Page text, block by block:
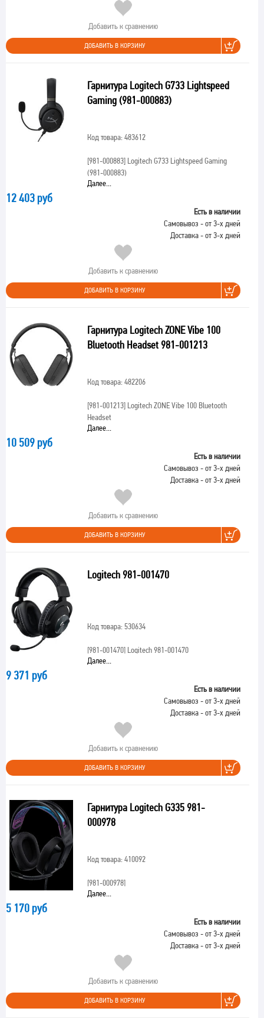
Добавить к сравнению
ДОБАВИТЬ В КОРЗИНУ
Гарнитура Logitech G733 Lightspeed
Gaming (981-000883)
Код товара: 483612
[981-000883] Logitech G733 Lightspeed Gaming
(981-000883)
Далее...
12 403 руб
Есть в наличии
Самовывоз - от 3-х дней
Доставка - от 3-х дней
Добавить к сравнению
ДОБАВИТЬ В КОРЗИНУ
Гарнитура Logitech ZONE Vibe 100
Bluetooth Headset 981-001213
Код товара: 482206
[981-001213] Logitech ZONE Vibe 100 Bluetooth
Headset
Далее...
10 509 руб
Есть в наличии
Самовывоз - от 3-х дней
Доставка - от 3-х дней
Добавить к сравнению
ДОБАВИТЬ В КОРЗИНУ
Logitech 981-001470
Код товара: 530634
[981-001470] Logitech 981-001470
Далее...
9 371 руб
Есть в наличии
Самовывоз - от 3-х дней
Доставка - от 3-х дней
Добавить к сравнению
ДОБАВИТЬ В КОРЗИНУ
Гарнитура Logitech G335 981-
000978
Код товара: 410092
[981-000978]
Далее...
5 170 руб
Есть в наличии
Самовывоз - от 3-х дней
Доставка - от 3-х дней
Добавить к сравнению
ДОБАВИТЬ В КОРЗИНУ